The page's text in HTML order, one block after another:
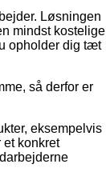
Løsningen
mindst kostelige
opholder dig tæt
så derfor er
eksempelvis
konkret